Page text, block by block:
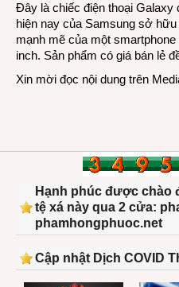
Đây là chiếc điện thoại Galaxy
hiện nay của Samsung sở
mạnh mẽ của một
inch. Sản phẩm có giá bán lẻ
Xin mời đọc nội dung trên
Hạnh phúc được chào
tệ xá này qua 2 cửa:
phamhongphuoc.net
Cập nhật Dịch COVID